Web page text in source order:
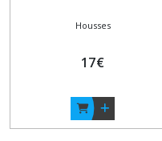
Housses
17€